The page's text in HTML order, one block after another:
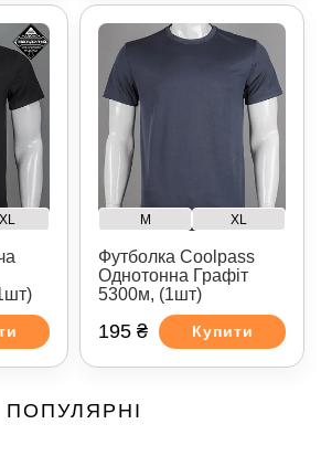
M XL
Футболка Coolpass
Однотонна Графіт
5300м, (1шт)
195 ₴ Купити
ПОПУЛЯРНІ